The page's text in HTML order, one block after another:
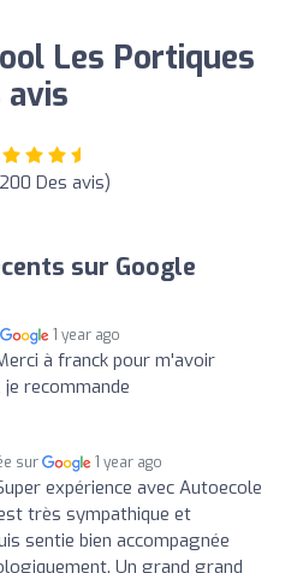
Les Portiques
avis
Des avis)
sur Google
1 year ago
à franck pour m'avoir
recommande
sur 1 year ago
expérience avec Autoecole
très sympathique et
sentie bien accompagnée
Un grand grand